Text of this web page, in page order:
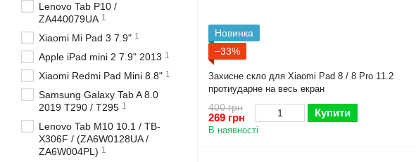
Новинка
−33%
Захисне скло для Xiaomi Pad 8 / 8 Pro 11.2
протиударне на весь екран
400 грн
269 грн Купити
В наявності
Lenovo Tab P10 /
ZA440079UA 1
Xiaomi Mi Pad 3 7.9" 1
Apple iPad mini 2 7.9" 2013 1
Xiaomi Redmi Pad Mini 8.8" 1
Samsung Galaxy Tab A 8.0
2019 T290 / T295 1
Lenovo Tab M10 10.1 / TB-
X306F / (ZA6W0128UA /
ZA6W004PL) 1